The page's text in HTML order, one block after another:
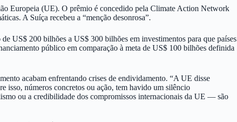
Europeia (UE). O prêmio é concedido pela Climate Action Network
A Suíça recebeu a “menção desonrosa”.
US$ 200 bilhões a US$ 300 bilhões em investimentos para que países
público em comparação à meta de US$ 100 bilhões definida
acabam enfrentando crises de endividamento. “A UE disse
isso, números concretos ou ação, tem havido um silêncio
ou a credibilidade dos compromissos internacionais da UE — são